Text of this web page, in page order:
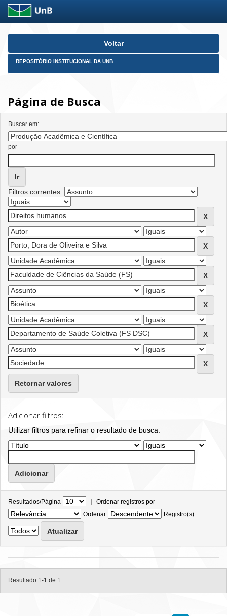
Skip
Voltar
REPOSITÓRIO INSTITUCIONAL DA UNB
Página de Busca
Buscar em:
por
Filtros correntes:
Retornar valores
Adicionar filtros:
Utilizar filtros para refinar o resultado de busca.
Resultados/Página | Ordenar registros por
Ordenar
Registro(s)
Resultado 1-1 de 1.